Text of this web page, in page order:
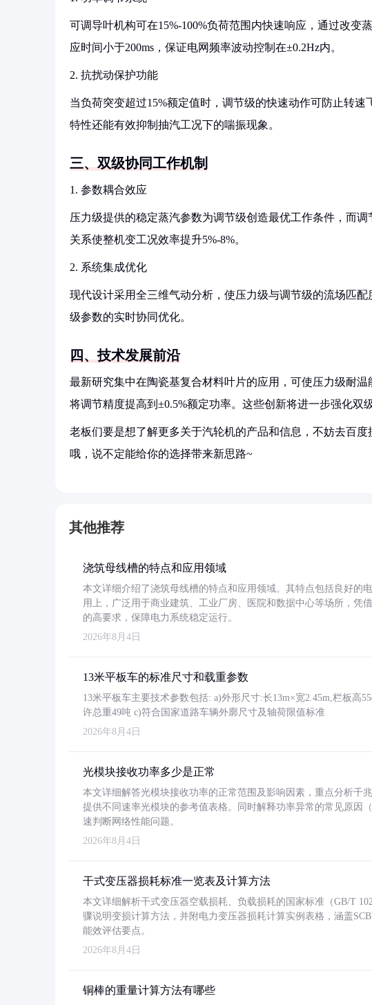
可调导叶机构可在15%-100%负荷范围内快速响应，通过改变
应时间小于200ms，保证电网频率波动控制在±0.2Hz内。
2. 抗扰动保护功能
当负荷突变超过15%额定值时，调节级的快速动作可防止转
特性还能有效抑制抽汽工况下的喘振现象。
三、双级协同工作机制
1. 参数耦合效应
压力级提供的稳定蒸汽参数为调节级创造最优工作条件，而
关系使整机变工况效率提升5%-8%。
2. 系统集成优化
现代设计采用全三维气动分析，使压力级与调节级的流场匹
级参数的实时协同优化。
四、技术发展前沿
最新研究集中在陶瓷基复合材料叶片的应用，可使压力级耐
将调节精度提高到±0.5%额定功率。这些创新将进一步强化双
老板们要是想了解更多关于汽轮机的产品和信息，不妨去百
哦，说不定能给你的选择带来新思路~
其他推荐
浇筑母线槽的特点和应用领域
本文详细介绍了浇筑母线槽的特点和应用领域。其特点包括良好的
用上，广泛用于商业建筑、工业厂房、医院和数据中心等场所，凭
的高要求，保障电力系统稳定运行。
2026年8月4日
13米平板车的标准尺寸和载重参数
13米平板车主要技术参数包括: a)外形尺寸:长13m×宽2.45m,栏板高
许总重49吨 c)符合国家道路车辆外廓尺寸及轴荷限值标准
2026年8月4日
光模块接收功率多少是正常
本文详细解答光模块接收功率的正常范围及影响因素，重点分析千
提供不同速率光模块的参考值表格。同时解释功率异常的常见原因
速判断网络性能问题。
2026年8月4日
干式变压器损耗标准一览表及计算方法
本文详细解析干式变压器空载损耗、负载损耗的国家标准（GB/T
骤说明变损计算方法，并附电力变压器损耗计算实例表格，涵盖
能效评估要点。
2026年8月4日
铜棒的重量计算方法有哪些